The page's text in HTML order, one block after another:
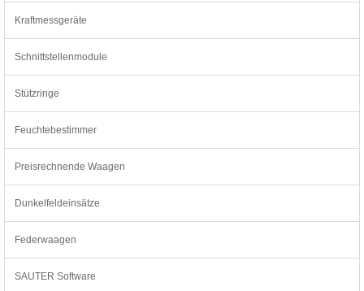
Kraftmessgeräte
Schnittstellenmodule
Stützringe
Feuchtebestimmer
Preisrechnende Waagen
Dunkelfeldeinsätze
Federwaagen
SAUTER Software